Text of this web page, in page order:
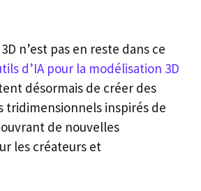
n’est pas en reste dans ce
d’IA pour la modélisation 3D
désormais de créer des
tridimensionnels inspirés de
de nouvelles
les créateurs et